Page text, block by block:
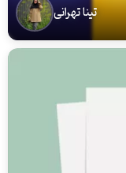
تینا تهرانی